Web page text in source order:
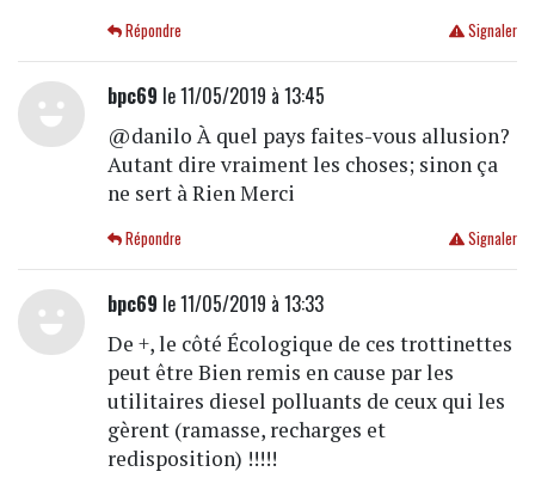
Signaler
Répondre
bpc69 le 11/05/2019 à 13:45
@danilo À quel pays faites-vous allusion?
Autant dire vraiment les choses; sinon ça
ne sert à Rien Merci
Signaler
Répondre
bpc69 le 11/05/2019 à 13:33
De +, le côté Écologique de ces trottinettes
peut être Bien remis en cause par les
utilitaires diesel polluants de ceux qui les
gèrent (ramasse, recharges et
redisposition) !!!!!